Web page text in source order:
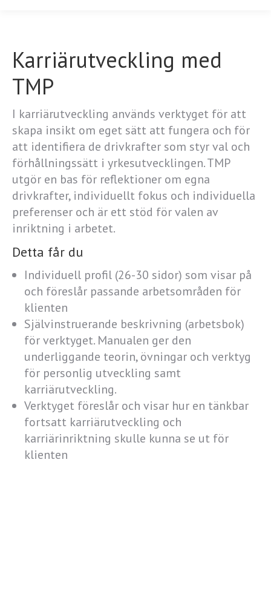
Karriärutveckling med
TMP
I karriärutveckling används verktyget för att
skapa insikt om eget sätt att fungera och för
att identifiera de drivkrafter som styr val och
förhållningssätt i yrkesutvecklingen. TMP
utgör en bas för reflektioner om egna
drivkrafter, individuellt fokus och individuella
preferenser och är ett stöd för valen av
inriktning i arbetet.
Detta får du
Individuell profil (26-30 sidor) som visar på
och föreslår passande arbetsområden för
klienten
Självinstruerande beskrivning (arbetsbok)
för verktyget. Manualen ger den
underliggande teorin, övningar och verktyg
för personlig utveckling samt
karriärutveckling.
Verktyget föreslår och visar hur en tänkbar
fortsatt karriärutveckling och
karriärinriktning skulle kunna se ut för
klienten